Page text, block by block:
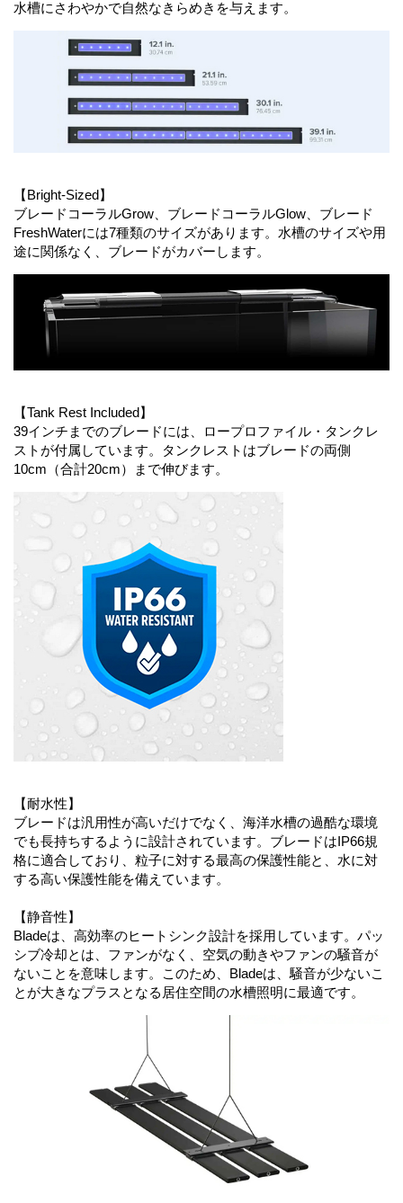
水槽にさわやかで自然なきらめきを与えます。
【Bright-Sized】
ブレードコーラルGrow、ブレードコーラルGlow、ブレード
FreshWaterには7種類のサイズがあります。水槽のサイズや用
途に関係なく、ブレードがカバーします。
【Tank Rest Included】
39インチまでのブレードには、ロープロファイル・タンクレ
ストが付属しています。タンクレストはブレードの両側
10cm（合計20cm）まで伸びます。
【耐水性】
ブレードは汎用性が高いだけでなく、海洋水槽の過酷な環境
でも長持ちするように設計されています。ブレードはIP66規
格に適合しており、粒子に対する最高の保護性能と、水に対
する高い保護性能を備えています。
【静音性】
Bladeは、高効率のヒートシンク設計を採用しています。パッ
シブ冷却とは、ファンがなく、空気の動きやファンの騒音が
ないことを意味します。このため、Bladeは、騒音が少ないこ
とが大きなプラスとなる居住空間の水槽照明に最適です。